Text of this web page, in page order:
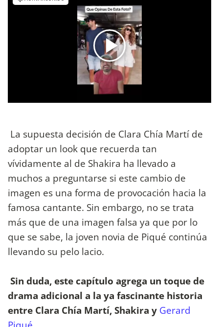
La supuesta decisión de Clara Chía Martí de
adoptar un look que recuerda tan
vívidamente al de Shakira ha llevado a
muchos a preguntarse si este cambio de
imagen es una forma de provocación hacia la
famosa cantante. Sin embargo, no se trata
más que de una imagen falsa ya que por lo
que se sabe, la joven novia de Piqué continúa
llevando su pelo lacio.
Sin duda, este capítulo agrega un toque de
drama adicional a la ya fascinante historia
entre Clara Chía Martí, Shakira y Gerard